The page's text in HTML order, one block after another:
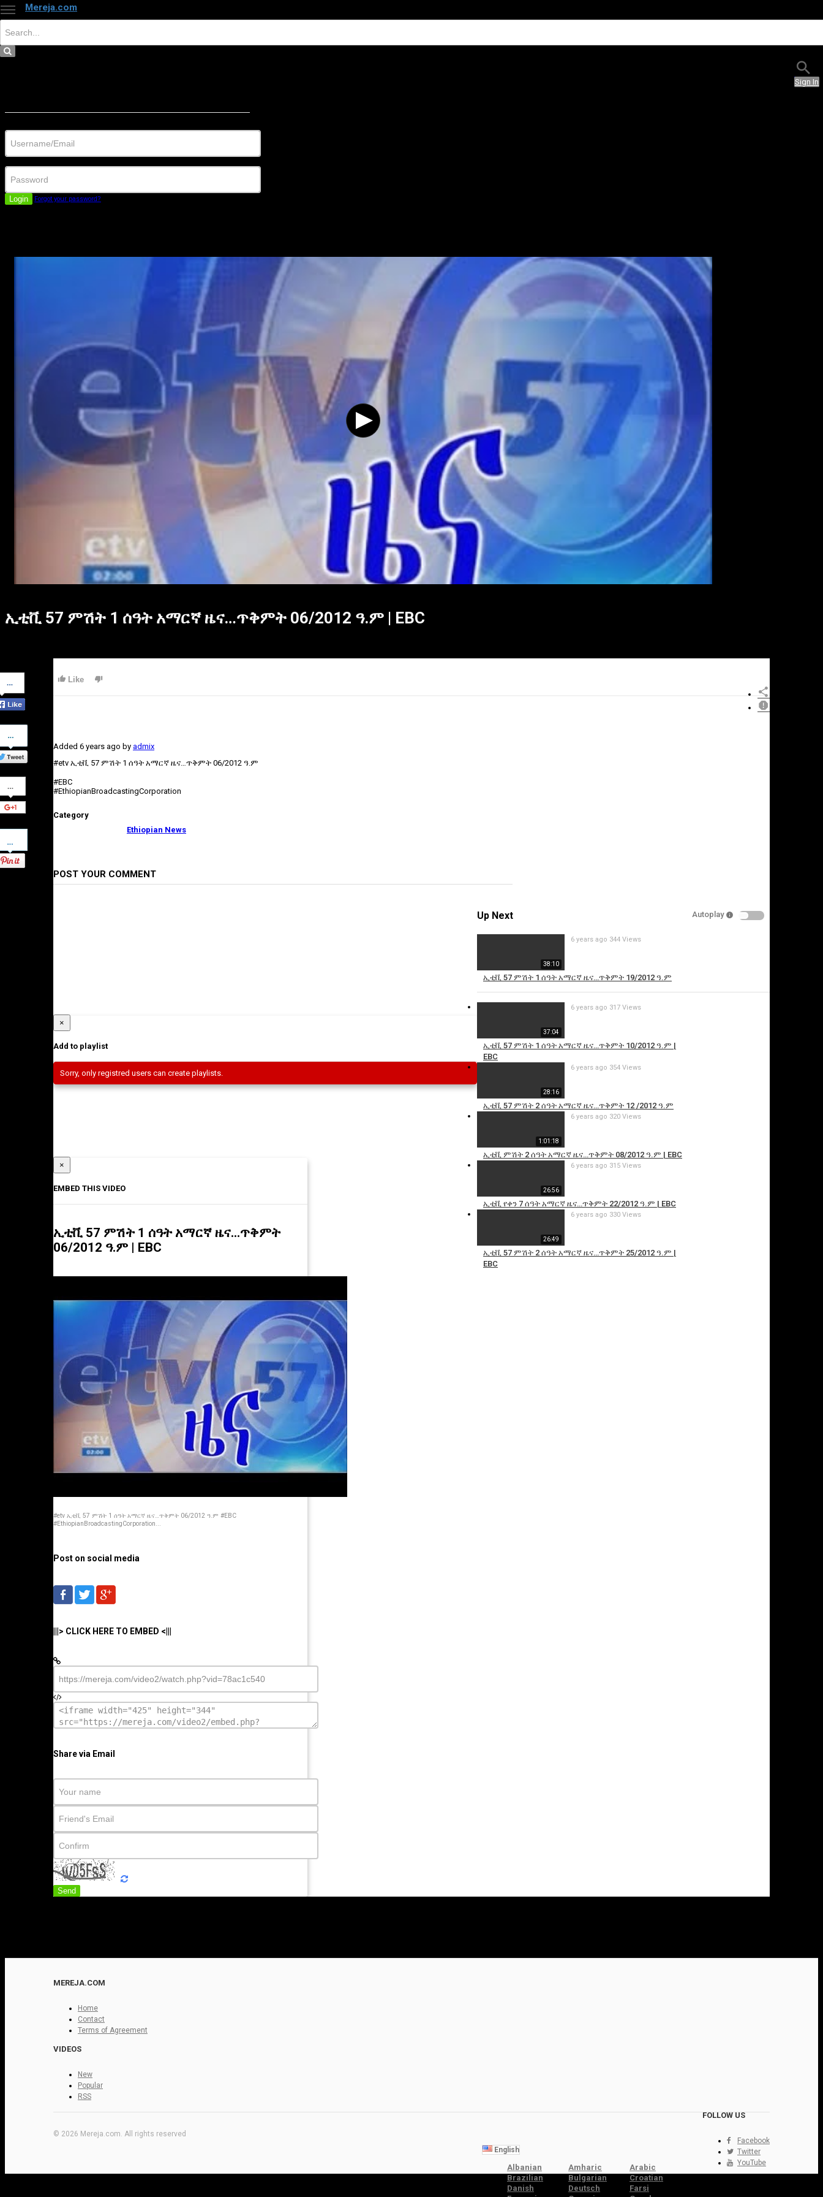
Mereja.com
Sign In
Login Forgot your password?
ኢቲቪ 57 ምሽት 1 ሰዓት አማርኛ ዜና…ጥቅምት 06/2012 ዓ.ም | EBC
on
Facebook
Share
on
Twitter
Share
on
Google+
Pinterest
Like
Added 6 years ago by admix
#etv ኢቲቪ 57 ምሽት 1 ሰዓት አማርኛ ዜና…ጥቅምት 06/2012 ዓ.ም
#EBC
#EthiopianBroadcastingCorporation
Category
Ethiopian News
POST YOUR COMMENT
Up Next Autoplay
38:10
ኢቲቪ 57 ምሽት 1 ሰዓት አማርኛ ዜና…ጥቅምት 19/2012 ዓ.ም
6 years ago 344 Views
37:04
ኢቲቪ 57 ምሽት 1 ሰዓት አማርኛ ዜና…ጥቅምት 10/2012 ዓ.ም |
EBC
6 years ago 317 Views
28:16
ኢቲቪ 57 ምሽት 2 ሰዓት አማርኛ ዜና…ጥቅምት 12 /2012 ዓ.ም
6 years ago 354 Views
1:01:18
ኢቲቪ ምሽት 2 ሰዓት አማርኛ ዜና…ጥቅምት 08/2012 ዓ.ም | EBC
6 years ago 320 Views
26:56
ኢቲቪ የቀን 7 ሰዓት አማርኛ ዜና…ጥቅምት 22/2012 ዓ.ም | EBC
6 years ago 315 Views
26:49
ኢቲቪ 57 ምሽት 2 ሰዓት አማርኛ ዜና…ጥቅምት 25/2012 ዓ.ም |
EBC
6 years ago 330 Views
Cancel
×
Add to playlist
Sorry, only registred users can create playlists.
×
EMBED THIS VIDEO
ኢቲቪ 57 ምሽት 1 ሰዓት አማርኛ ዜና…ጥቅምት
06/2012 ዓ.ም | EBC
#etv ኢቲቪ 57 ምሽት 1 ሰዓት አማርኛ ዜና…ጥቅምት 06/2012 ዓ.ም #EBC
#EthiopianBroadcastingCorporation...
Post on social media
|||> CLICK HERE TO EMBED <|||
Share via Email
Send
MEREJA.COM
Home
Contact
Terms of Agreement
VIDEOS
New
Popular
RSS
FOLLOW US
Facebook
Twitter
YouTube
© 2026 Mereja.com. All rights reserved
English
Albanian Amharic
Arabic
Brazilian
Bulgarian
Croatian
Danish
Deutsch
Farsi